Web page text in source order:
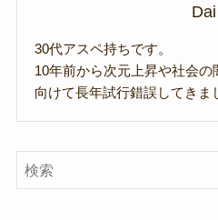
Dai
30代アスペ持ちです。
10年前から次元上昇や社会
向けて長年試行錯誤してきま